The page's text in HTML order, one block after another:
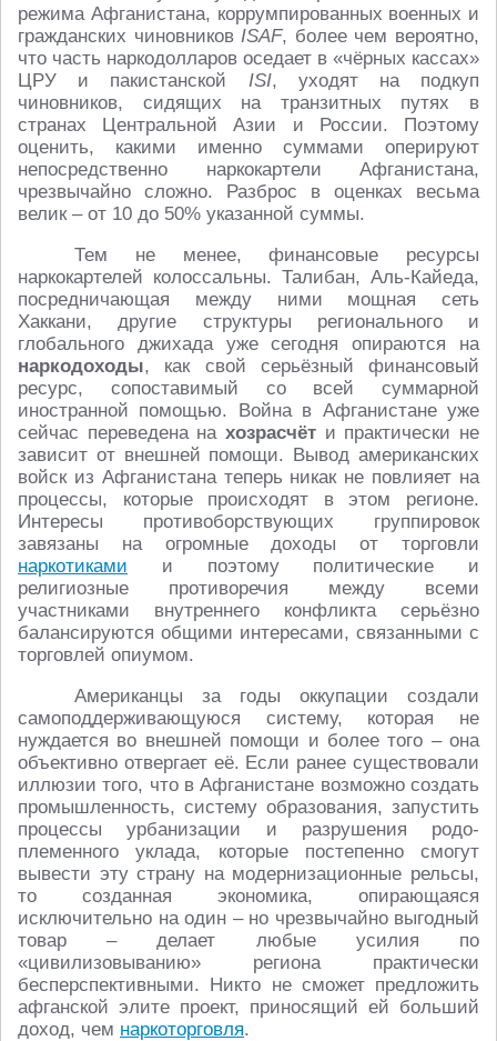
режима Афганистана, коррумпированных военных и
гражданских чиновниковISAF, более чем вероятно,
что часть наркодолларов оседает в «чёрных кассах»
ЦРУ и пакистанской ISI, уходят на подкуп
чиновников, сидящих на транзитных путях в
странах Центральной Азии и России. Поэтому
оценить, какими именно суммами оперируют
непосредственно наркокартели Афганистана,
чрезвычайно сложно. Разброс в оценках весьма
велик – от 10 до 50% указанной суммы.
Тем не менее, финансовые ресурсы
наркокартелей колоссальны. Талибан, Аль-Кайеда,
посредничающая между ними мощная сеть
Хаккани, другие структуры регионального и
глобального джихада уже сегодня опираются на
наркодоходы, как свой серьёзный финансовый
ресурс, сопоставимый со всей суммарной
иностранной помощью. Война в Афганистане уже
сейчас переведена на хозрасчёт и практически не
зависит от внешней помощи. Вывод американских
войск из Афганистана теперь никак не повлияет на
процессы, которые происходят в этом регионе.
Интересы противоборствующих группировок
завязаны на огромные доходы от торговли
наркотиками и поэтому политические и
религиозные противоречия между всеми
участниками внутреннего конфликта серьёзно
балансируются общими интересами, связанными с
торговлей опиумом.
Американцы за годы оккупации создали
самоподдерживающуюся систему, которая не
нуждается во внешней помощи и более того – она
объективно отвергает её. Если ранее существовали
иллюзии того, что в Афганистане возможно создать
промышленность, систему образования, запустить
процессы урбанизации и разрушения родо-
племенного уклада, которые постепенно смогут
вывести эту страну на модернизационные рельсы,
то созданная экономика, опирающаяся
исключительно на один – но чрезвычайно выгодный
товар – делает любые усилия по
«цивилизовыванию» региона практически
бесперспективными. Никто не сможет предложить
афганской элите проект, приносящий ей больший
доход, чем наркоторговля.